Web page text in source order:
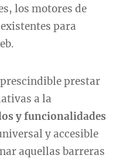
los motores de
para
prestar
a la
y funcionalidades
y accesible
aquellas barreras